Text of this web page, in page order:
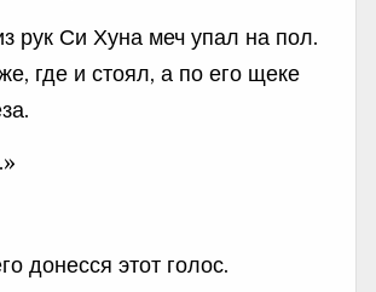
рук Си Хуна меч упал на пол.
где и стоял, а по его щеке
донесся этот голос.